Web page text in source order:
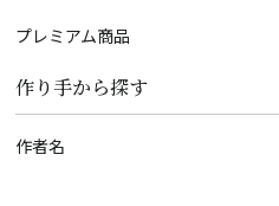
プレミアム商品
作り手から探す
作者名